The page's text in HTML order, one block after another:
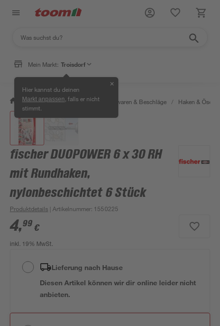
Mein Markt: Troisdorf
Hier kannst du deinen
Markt anpassen , falls er nicht
stimmt.
✕
/ Werkstatt & Maschinen / Eisenwaren & Beschläge / Haken & Ösen
fischer DUOPOWER 6 x 30 RH
mit Rundhaken,
nylonbeschichtet 6 Stück
Produktdetails | Artikelnummer: 1550225
4,99 €
inkl. 19% MwSt.
Lieferung nach Hause
Diesen Artikel können wir dir online leider nicht
anbieten.